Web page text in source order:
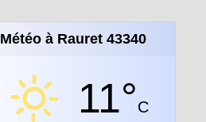
Météo à Rauret 43340
11°C